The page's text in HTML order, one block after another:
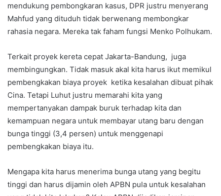
mendukung pembongkaran kasus, DPR justru menyerang
Mahfud yang dituduh tidak berwenang membongkar
rahasia negara. Mereka tak faham fungsi Menko Polhukam.
Terkait proyek kereta cepat Jakarta-Bandung, juga
membingungkan. Tidak masuk akal kita harus ikut memikul
pembengkakan biaya proyek ketika kesalahan dibuat pihak
Cina. Tetapi Luhut justru memarahi kita yang
mempertanyakan dampak buruk terhadap kita dan
kemampuan negara untuk membayar utang baru dengan
bunga tinggi (3,4 persen) untuk menggenapi
pembengkakan biaya itu.
Mengapa kita harus menerima bunga utang yang begitu
tinggi dan harus dijamin oleh APBN pula untuk kesalahan